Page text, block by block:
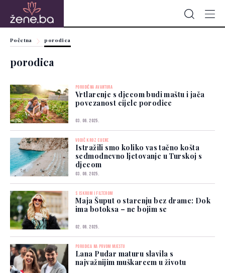
Početna porodica
porodica
PORODIČNA AVANTURA
Vrtlarenje s djecom budi maštu i jača
povezanost cijele porodice
03. 06. 2025.
VODIČ KROZ CIJENE
Istražili smo koliko vas tačno košta
sedmodnevno ljetovanje u Turskoj s
djecom
03. 06. 2025.
S ISKROM I FILTEROM
Maja Šuput o starenju bez drame: Dok
ima botoksa – ne bojim se
02. 06. 2025.
PORODICA NA PRVOM MJESTU
Lana Pudar maturu slavila s
najvažnijim muškarcem u životu